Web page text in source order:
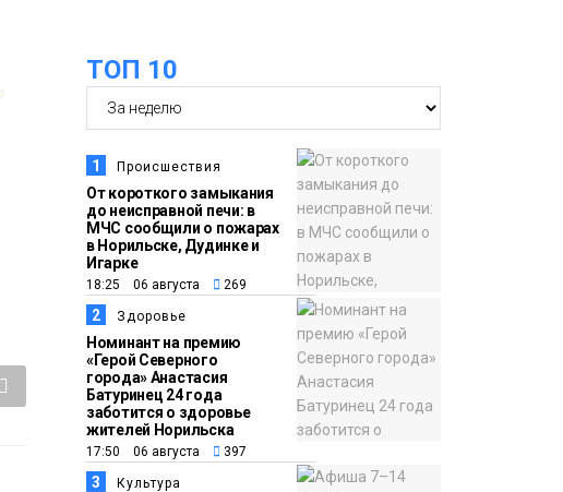
Плато
Путорана
мерзлотой и очистят
территорию от мусора
13:47
Заполярный
транспортный филиал
в Дудинке
заасфальтировал 47
тысяч «квадратов»
грузовых площадок
13:10
Животные
В Норильске лыжную
базу «Оль-Гуль»
закрыли из-за
появления медведя
ТОП 10
1 Происшествия
От короткого замыкания
до неисправной печи: в
МЧС сообщили о пожарах
в Норильске, Дудинке и
Игарке
18:25 06 августа 269
2 Здоровье
Номинант на премию
«Герой Северного
города» Анастасия
Батуринец 24 года
заботится о здоровье
жителей Норильска
17:50 06 августа 397
3 Культура